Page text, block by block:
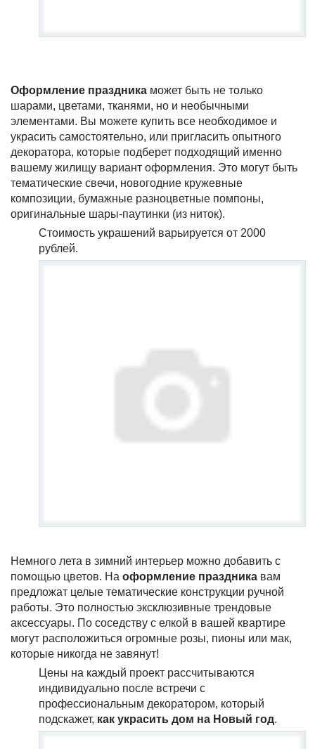
Оформление праздника может быть не только
шарами, цветами, тканями, но и необычными
элементами. Вы можете купить все необходимое и
украсить самостоятельно, или пригласить опытного
декоратора, которые подберет подходящий именно
вашему жилищу вариант оформления. Это могут быть
тематические свечи, новогодние кружевные
композиции, бумажные разноцветные помпоны,
оригинальные шары-паутинки (из ниток).
Стоимость украшений варьируется от 2000
рублей.
Немного лета в зимний интерьер можно добавить с
помощью цветов. На оформление праздника вам
предложат целые тематические конструкции ручной
работы. Это полностью эксклюзивные трендовые
аксессуары. По соседству с елкой в вашей квартире
могут расположиться огромные розы, пионы или мак,
которые никогда не завянут!
Цены на каждый проект рассчитываются
индивидуально после встречи с
профессиональным декоратором, который
подскажет, как украсить дом на Новый год.